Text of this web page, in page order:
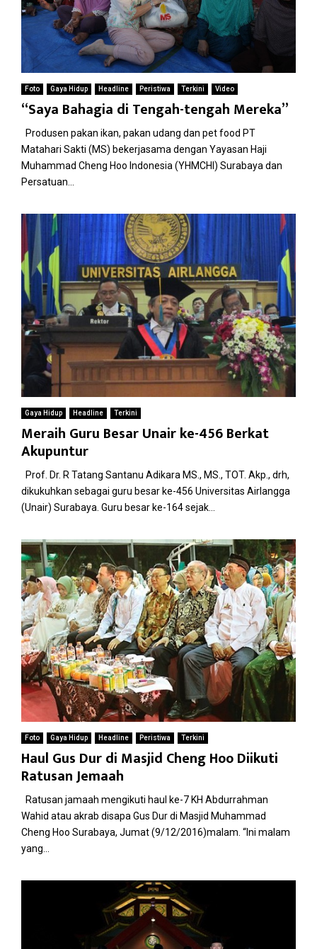
Foto Gaya Hidup Headline Peristiwa Terkini Video
“Saya Bahagia di Tengah-tengah Mereka”
Produsen pakan ikan, pakan udang dan pet food PT
Matahari Sakti (MS) bekerjasama dengan Yayasan Haji
Muhammad Cheng Hoo Indonesia (YHMCHI) Surabaya dan
Persatuan...
Gaya Hidup Headline Terkini
Meraih Guru Besar Unair ke-456 Berkat
Akupuntur
Prof. Dr. R Tatang Santanu Adikara MS., MS., TOT. Akp., drh,
dikukuhkan sebagai guru besar ke-456 Universitas Airlangga
(Unair) Surabaya. Guru besar ke-164 sejak...
Foto Gaya Hidup Headline Peristiwa Terkini
Haul Gus Dur di Masjid Cheng Hoo Diikuti
Ratusan Jemaah
Ratusan jamaah mengikuti haul ke-7 KH Abdurrahman
Wahid atau akrab disapa Gus Dur di Masjid Muhammad
Cheng Hoo Surabaya, Jumat (9/12/2016)malam. “Ini malam
yang...